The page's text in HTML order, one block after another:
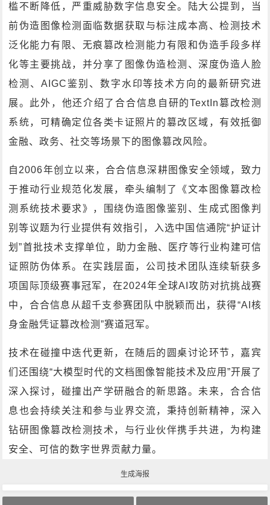
槛不断降低，严重威胁数字信息安全。陆大公提到，当
前伪造图像检测面临数据获取与标注成本高、检测技术
泛化能力有限、无痕篡改检测能力有限和伪造手段多样
化等主要挑战，并分享了图像伪造检测、深度伪造人脸
检测、AIGC鉴别、数字水印等技术方向的最新研究进
展。此外，他还介绍了合合信息自研的TextIn篡改检测
系统，可精确定位各类卡证照片的篡改区域，有效抵御
金融、政务、社交等场景下的图像篡改风险。
自2006年创立以来，合合信息深耕图像安全领域，致力
于推动行业规范化发展，牵头编制了《文本图像篡改检
测系统技术要求》，围绕伪造图像鉴别、生成式图像判
别等议题为行业提供有效指引，入选中国信通院“护证计
划”首批技术支撑单位，助力金融、医疗等行业构建可信
证照防伪体系。在实践层面，公司技术团队连续斩获多
项国际顶级赛事冠军，在2024年全球AI攻防对抗挑战赛
中，合合信息从超千支参赛团队中脱颖而出，获得“AI核
身金融凭证篡改检测”赛道冠军。
技术在碰撞中迭代更新，在随后的圆桌讨论环节，嘉宾
们还围绕“大模型时代的文档图像智能技术及应用”开展了
深入探讨，碰撞出产学研融合的新思路。未来，合合信
息也会持续关注和参与业界交流，秉持创新精神，深入
钻研图像篡改检测技术，与行业伙伴携手共进，为构建
安全、可信的数字世界贡献力量。
生成海报